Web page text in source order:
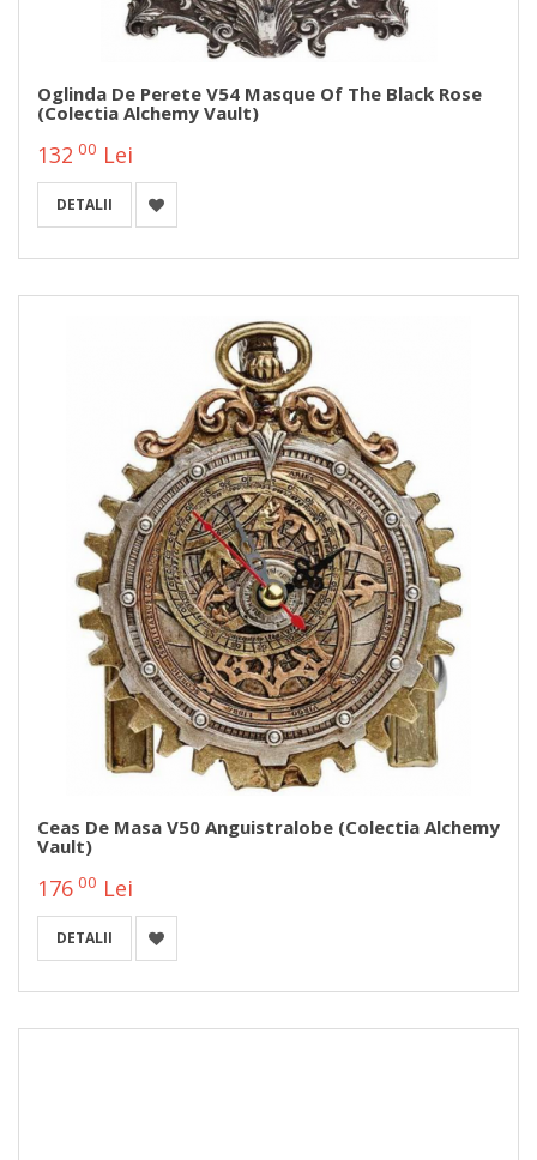
Oglinda De Perete V54 Masque Of The Black Rose
(Colectia Alchemy Vault)
132 00 Lei
DETALII
Ceas De Masa V50 Anguistralobe (Colectia Alchemy
Vault)
176 00 Lei
DETALII